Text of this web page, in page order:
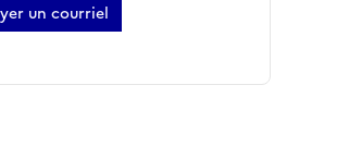
un courriel